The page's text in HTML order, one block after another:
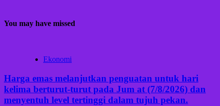
You may have missed
Ekonomi
Harga emas melanjutkan penguatan untuk hari
kelima berturut-turut pada Jum at (7/8/2026) dan
menyentuh level tertinggi dalam tujuh pekan.